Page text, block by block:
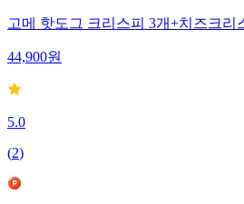
고메 핫도그 크리스피 3개+치즈크리
44,900원
5.0
(2)